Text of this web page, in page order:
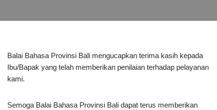
Balai Bahasa Provinsi Bali mengucapkan terima kasih kepada
Ibu/Bapak yang telah memberikan penilaian terhadap pelayanan
kami.
Semoga Balai Bahasa Provinsi Bali dapat terus memberikan